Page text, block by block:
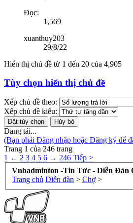
Đọc:
1,569
xuanthuy203
29/8/22
Hiển thị chủ đề từ 1 đến 20 của 4,905
Tùy chọn hiển thị chủ đề
Xếp chủ đề theo:
Xếp chủ đề kiểu:
Đang tải...
(Bạn phải Đăng nhập hoặc Đăng ký để
Trang 1 của 246 trang
1 ← 2 3 4 5 6 → 246 Tiếp >
Vnbadminton -Tin Tức - Diễn Đàn
Trang chủ Diễn đàn > Chợ >